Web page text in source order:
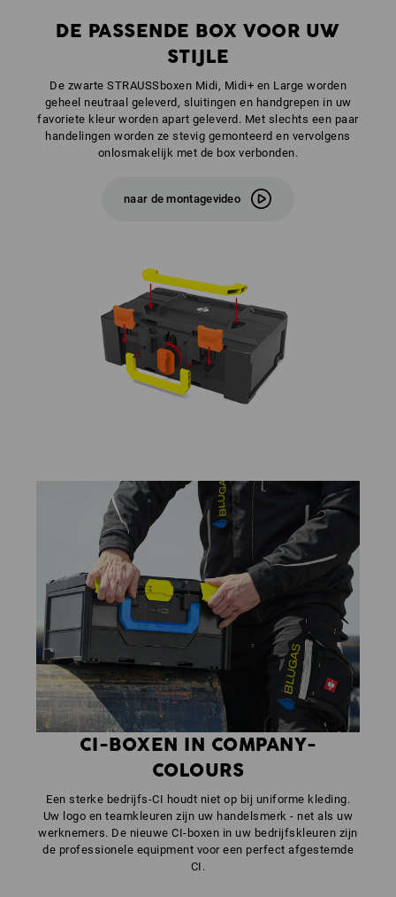
DE PASSENDE BOX VOOR UW
STIJLE
De zwarte STRAUSSboxen Midi, Midi+ en Large worden
geheel neutraal geleverd, sluitingen en handgrepen in uw
favoriete kleur worden apart geleverd. Met slechts een paar
handelingen worden ze stevig gemonteerd en vervolgens
onlosmakelijk met de box verbonden.
naar de montagevideo
CI-BOXEN IN COMPANY-
COLOURS
Een sterke bedrijfs-CI houdt niet op bij uniforme kleding.
Uw logo en teamkleuren zijn uw handelsmerk - net als uw
werknemers. De nieuwe CI-boxen in uw bedrijfskleuren zijn
de professionele equipment voor een perfect afgestemde
CI.